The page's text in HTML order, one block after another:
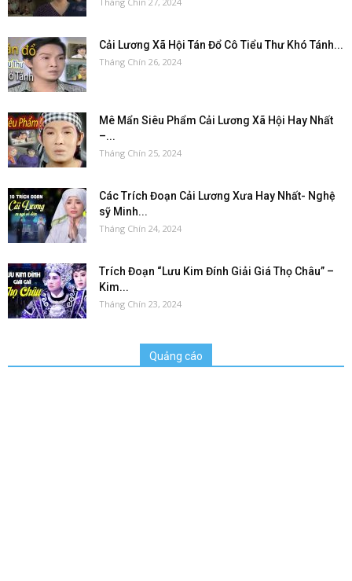
Cải Lương Xã Hội Tán Đổ Cô Tiểu Thư Khó Tánh...
Tháng Chín 26, 2024
Mê Mẩn Siêu Phẩm Cải Lương Xã Hội Hay Nhất
–...
Tháng Chín 25, 2024
Các Trích Đoạn Cải Lương Xưa Hay Nhất- Nghệ
sỹ Minh...
Tháng Chín 24, 2024
Trích Đoạn “Lưu Kim Đính Giải Giá Thọ Châu” –
Kim...
Tháng Chín 23, 2024
Quảng cáo